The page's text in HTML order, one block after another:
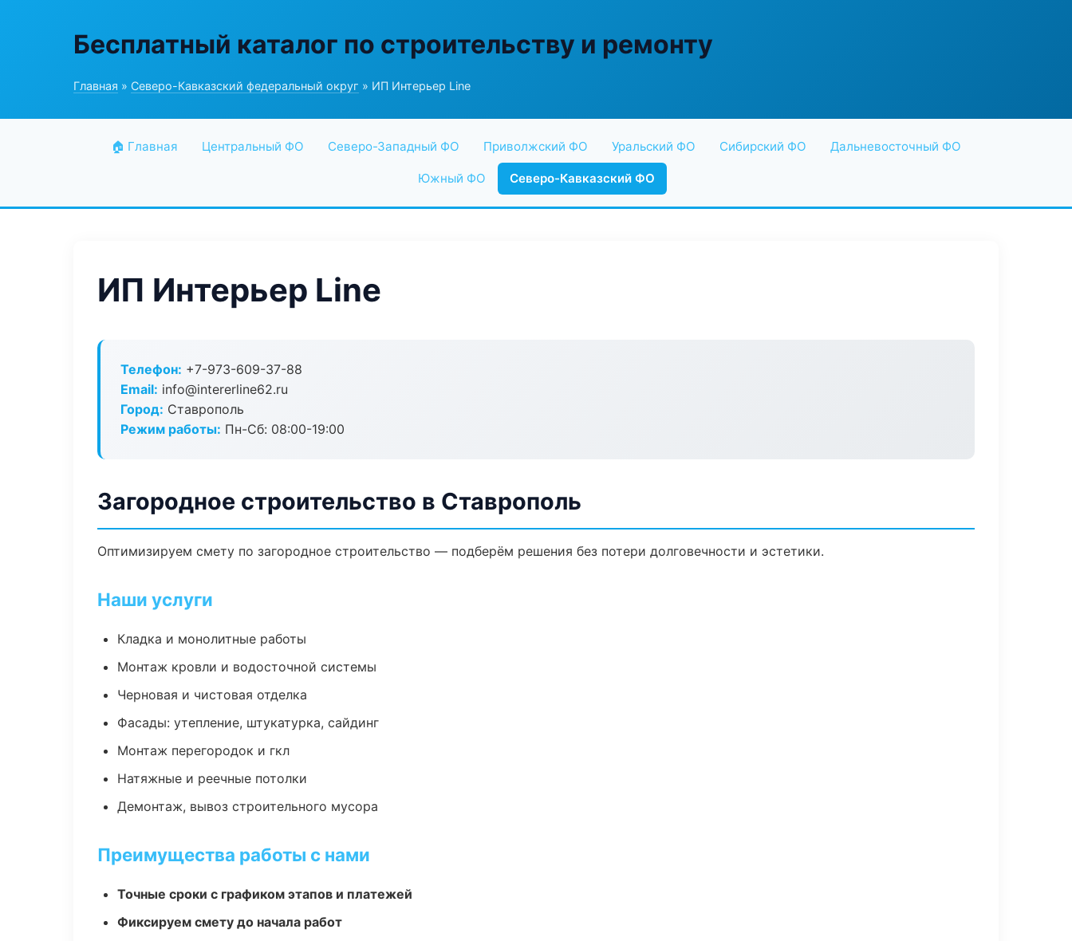
Бесплатный каталог по строительству и ремонту
Главная » Северо-Кавказский федеральный округ » ИП Интерьер Line
🏠 Главная Центральный ФО Северо-Западный ФО Приволжский ФО Уральский ФО Сибирский ФО Дальневосточный ФО
Южный ФО Северо-Кавказский ФО
ИП Интерьер Line
Телефон: +7-973-609-37-88
Email: info@intererline62.ru
Город: Ставрополь
Режим работы: Пн-Сб: 08:00-19:00
Загородное строительство в Ставрополь
Оптимизируем смету по загородное строительство — подберём решения без потери долговечности и эстетики.
Наши услуги
Кладка и монолитные работы
Монтаж кровли и водосточной системы
Черновая и чистовая отделка
Фасады: утепление, штукатурка, сайдинг
Монтаж перегородок и гкл
Натяжные и реечные потолки
Демонтаж, вывоз строительного мусора
Преимущества работы с нами
Точные сроки с графиком этапов и платежей
Фиксируем смету до начала работ